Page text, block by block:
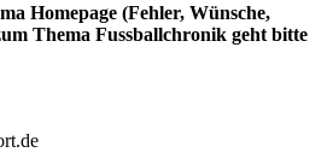
Homepage (Fehler, Wünsche,
Thema Fussballchronik geht bitte